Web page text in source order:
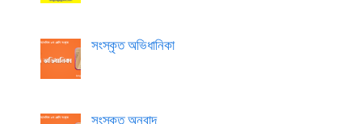
সংস্কৃত অভিধানিকা
সংস্কৃত অনুবাদ